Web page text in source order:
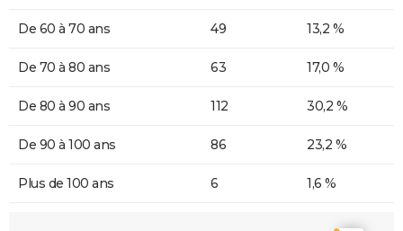
De 60 à 70 ans 49 13,2 %
De 70 à 80 ans 63 17,0 %
De 80 à 90 ans 112 30,2 %
De 90 à 100 ans 86 23,2 %
Plus de 100 ans 6 1,6 %